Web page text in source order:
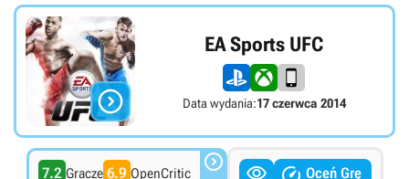

EA Sports UFC
Data wydania:17 czerwca 2014
7.2 Gracze 6.9 OpenCritic    Oceń Grę